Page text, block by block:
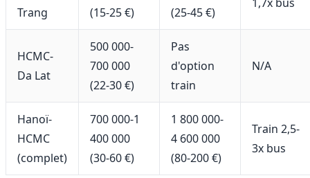
Trang
(15-25 €)
(25-45 €)
HCMC-
Da Lat
500 000-
700 000
(22-30 €)
Pas
d'option
train
N/A
Hanoï-
HCMC
(complet)
700 000-1
400 000
(30-60 €)
1 800 000-
4 600 000
(80-200 €)
Train 2,5-
3x bus